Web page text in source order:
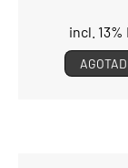
incl. 13%